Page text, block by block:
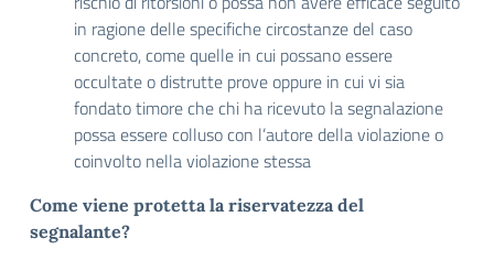
in ragione delle specifiche circostanze del caso
concreto, come quelle in cui possano essere
occultate o distrutte prove oppure in cui vi sia
fondato timore che chi ha ricevuto la segnalazione
possa essere colluso con l’autore della violazione o
coinvolto nella violazione stessa
Come viene protetta la riservatezza del
segnalante?